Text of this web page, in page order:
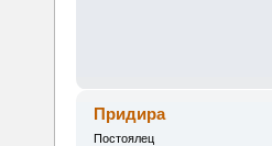
Придира
Постоялец